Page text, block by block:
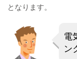
となります。
電
ン